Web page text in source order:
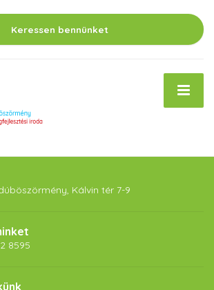
megnyitása
Keressen bennünket
Kálvin tér 7-9
8595